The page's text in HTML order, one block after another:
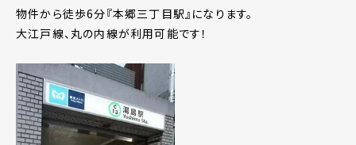
物件から徒歩6分『本郷三丁目駅』になります。
大江戸線、丸の内線が利用可能です！